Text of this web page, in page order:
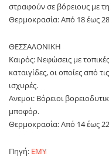
στραφούν σε βόρειους με
Θερμοκρασία: Από 18 έως
ΘΕΣΣΑΛΟΝΙΚΗ
Καιρός: Νεφώσεις με
καταιγίδες, οι οποίες από
ισχυρές.
Ανεμοι: Βόρειοι
μποφόρ.
Θερμοκρασία: Από 14 έως
Πηγή: EMY